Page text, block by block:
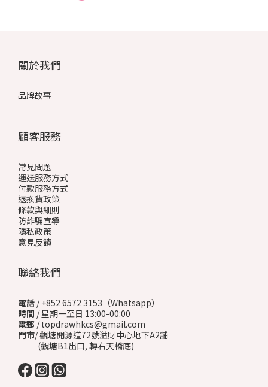
關於我們
品牌故事
顧客服務
常見問題
運送服務方式
付款服務方式
退換貨政策
條款與細則
防詐騙宣導
隱私政策
意見反饋
聯絡我們
電話 / +852 6572 3153（Whatsapp）
時間 / 星期一至日 13:00-00:00
電郵 / topdrawhkcs@gmail.com
門市/ 觀塘開源道72號溢財中心地下A2舖
(觀塘B1出口, 轉右天橋底)